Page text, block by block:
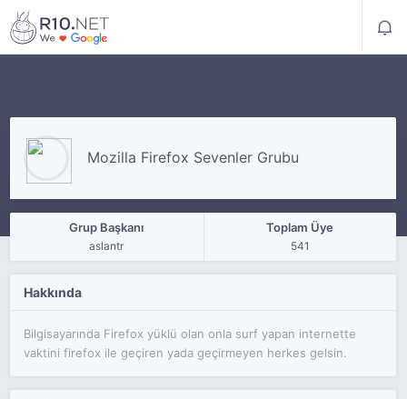
Mozilla Firefox Sevenler Grubu
Grup Başkanı
aslantr
Toplam Üye
541
Hakkında
Bilgisayarında Firefox yüklü olan onla surf yapan internette
vaktini firefox ile geçiren yada geçirmeyen herkes gelsin.